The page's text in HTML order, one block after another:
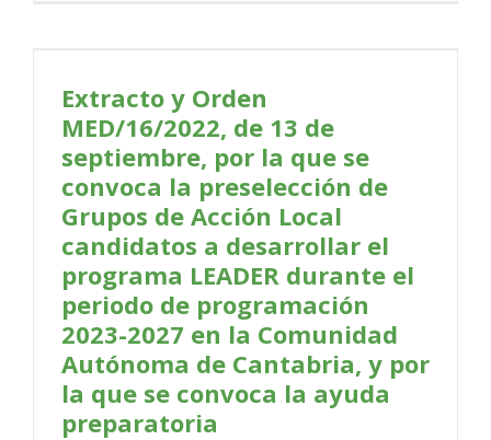
Extracto y Orden
MED/16/2022, de 13 de
septiembre, por la que se
convoca la preselección de
Grupos de Acción Local
candidatos a desarrollar el
programa LEADER durante el
periodo de programación
2023-2027 en la Comunidad
Autónoma de Cantabria, y por
la que se convoca la ayuda
preparatoria